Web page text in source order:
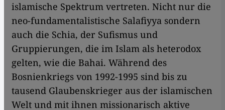
islamische Spektrum vertreten. Nicht nur die
neo-fundamentalistische Salafiyya sondern
auch die Schia, der Sufismus und
Gruppierungen, die im Islam als heterodox
gelten, wie die Bahai. Während des
Bosnienkriegs von 1992-1995 sind bis zu
tausend Glaubenskrieger aus der islamischen
Welt und mit ihnen missionarisch aktive